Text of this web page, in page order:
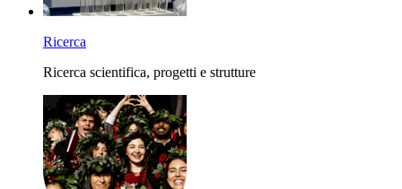
Ricerca
Ricerca scientifica, progetti e strutture